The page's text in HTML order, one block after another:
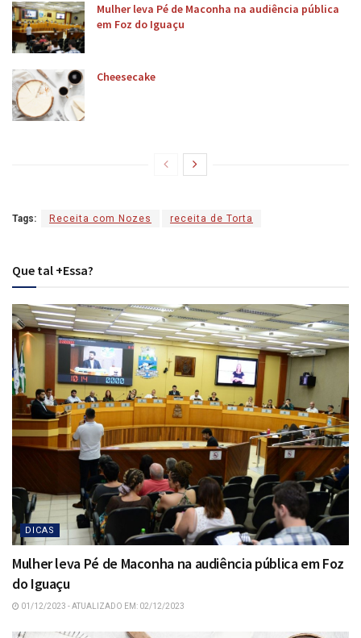
Mulher leva Pé de Maconha na audiência pública
em Foz do Iguaçu
Cheesecake
Tags: Receita com Nozes receita de Torta
Que tal +Essa?
DICAS
Mulher leva Pé de Maconha na audiência pública em Foz
do Iguaçu
01/12/2023 - ATUALIZADO EM: 02/12/2023